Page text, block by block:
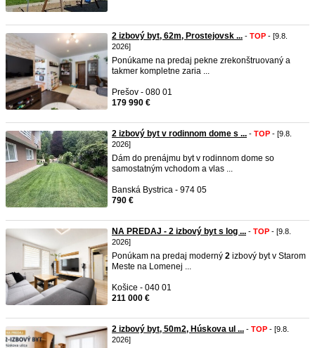
2 izbový byt, 62m, Prostejovsk ... - TOP - [9.8.
2026]
Ponúkame na predaj pekne zrekonštruovaný a
takmer kompletne zaria ...
Prešov - 080 01
179 990 €
2 izbový byt v rodinnom dome s ... - TOP - [9.8.
2026]
Dám do prenájmu byt v rodinnom dome so
samostatným vchodom a vlas ...
Banská Bystrica - 974 05
790 €
NA PREDAJ - 2 izbový byt s log ... - TOP - [9.8.
2026]
Ponúkam na predaj moderný 2 izbový byt v Starom
Meste na Lomenej ...
Košice - 040 01
211 000 €
2 izbový byt, 50m2, Húskova ul ... - TOP - [9.8.
2026]